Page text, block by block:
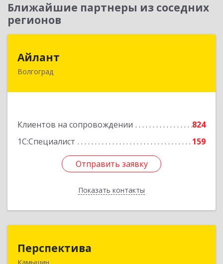
Ближайшие партнеры из соседних
регионов
Айлант
Волгоград
Клиентов на сопровождении
824
1С:Специалист
159
Отправить заявку
Показать контакты
400001, Волгоградская обл, Волгоград г, им
Отправить заявку
Назад
Перспектива
Камышин